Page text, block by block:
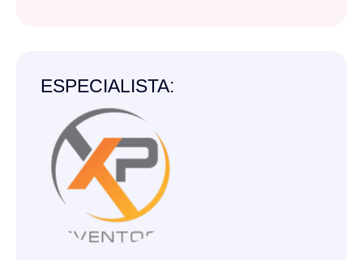
ESPECIALISTA: